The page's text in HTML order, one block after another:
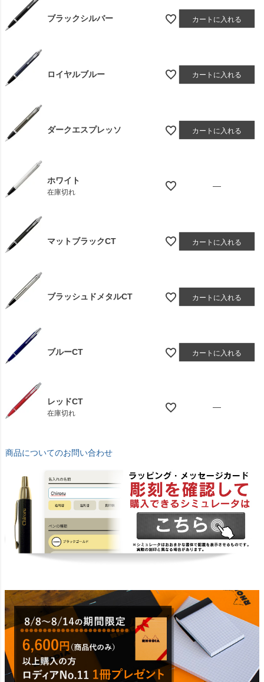
ブラックシルバー カートに入れる
ロイヤルブルー カートに入れる
ダークエスプレッソ カートに入れる
ホワイト
在庫切れ
—
マットブラックCT カートに入れる
ブラッシュドメタルCT カートに入れる
ブルーCT カートに入れる
レッドCT
在庫切れ
—
商品についてのお問い合わせ